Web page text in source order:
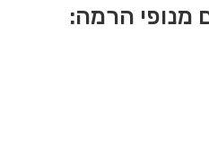
מנופי הרמה: